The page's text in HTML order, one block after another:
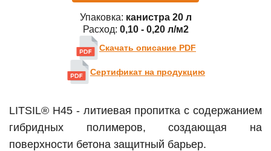
Упаковка: канистра 20 л
Расход: 0,10 - 0,20 л/м2
Скачать описание PDF
Сертификат на продукцию
LITSIL® H45 - литиевая пропитка с содержанием
гибридных полимеров, создающая на
поверхности бетона защитный барьер.